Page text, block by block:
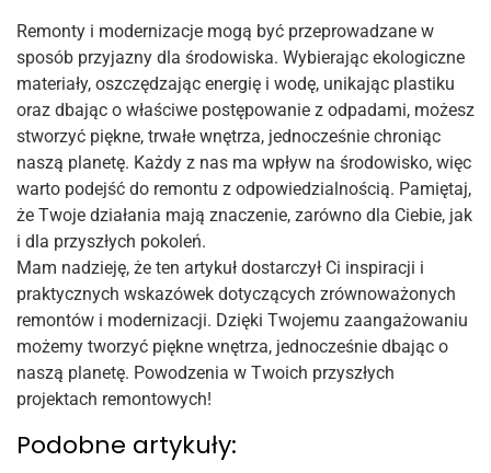
Remonty i modernizacje mogą być przeprowadzane w
sposób przyjazny dla środowiska. Wybierając ekologiczne
materiały, oszczędzając energię i wodę, unikając plastiku
oraz dbając o właściwe postępowanie z odpadami, możesz
stworzyć piękne, trwałe wnętrza, jednocześnie chroniąc
naszą planetę. Każdy z nas ma wpływ na środowisko, więc
warto podejść do remontu z odpowiedzialnością. Pamiętaj,
że Twoje działania mają znaczenie, zarówno dla Ciebie, jak
i dla przyszłych pokoleń.
Mam nadzieję, że ten artykuł dostarczył Ci inspiracji i
praktycznych wskazówek dotyczących zrównoważonych
remontów i modernizacji. Dzięki Twojemu zaangażowaniu
możemy tworzyć piękne wnętrza, jednocześnie dbając o
naszą planetę. Powodzenia w Twoich przyszłych
projektach remontowych!
Podobne artykuły: